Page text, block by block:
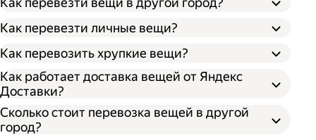
Как перевезти личные вещи?
Как перевозить хрупкие вещи?
Как работает доставка вещей от Яндекс
Доставки?
Сколько стоит перевозка вещей в другой
город?